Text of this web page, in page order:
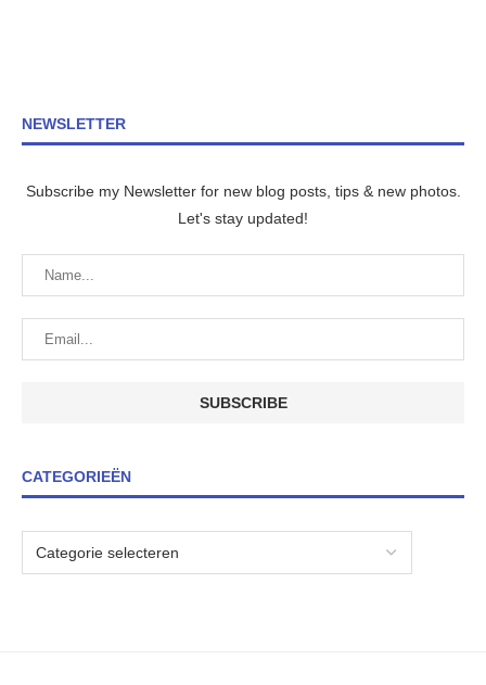
NEWSLETTER
Subscribe my Newsletter for new blog posts, tips & new photos.
Let's stay updated!
CATEGORIEËN